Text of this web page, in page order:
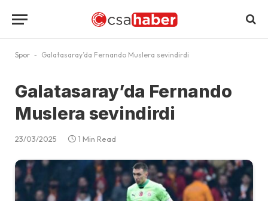
Spor - Galatasaray’da Fernando Muslera sevindirdi
Galatasaray’da Fernando
Muslera sevindirdi
23/03/2025 1 Min Read